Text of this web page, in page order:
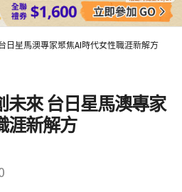
日星馬澳專家聚焦AI時代女性職涯新解方
未來 台日星馬澳專家
涯新解方